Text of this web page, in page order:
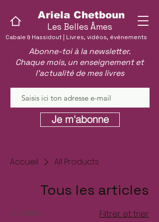
Cabale & Hassidout | Livres, vidéos, événements
Ariela Chetboun
Les Belles Âmes
Abonne-toi à la newsletter.
Chaque mois, un enseignement et
l'actualité de mes livres
Je m'abonne
Accueil All Products
Tous les articles
12 articles Filtrer et trier